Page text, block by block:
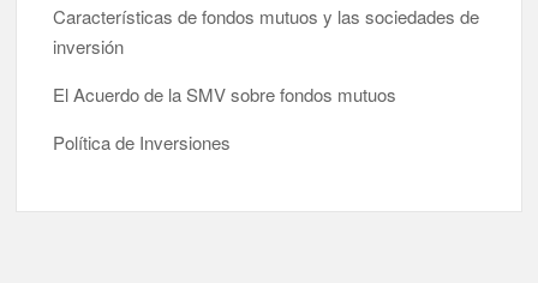
Características de fondos mutuos y las sociedades de
inversión
El Acuerdo de la SMV sobre fondos mutuos
Política de Inversiones